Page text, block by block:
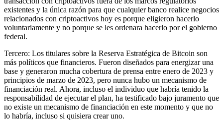
existentes y la única razón para que cualquier banco realice negocios
relacionados con criptoactivos hoy es porque eligieron hacerlo
voluntariamente y no porque se les ordenara hacerlo por el gobierno
federal.
Tercero: Los titulares sobre la Reserva Estratégica de Bitcoin son
más políticos que financieros. Fueron diseñados para energizar una
base y generaron mucha cobertura de prensa entre enero de 2023 y
principios de marzo de 2023, pero nunca hubo un mecanismo de
financiación real. Ahora, incluso el individuo que habría tenido la
responsabilidad de ejecutar el plan, ha testificado bajo juramento que
no existe un mecanismo de financiación en este momento y que no
lo habría, incluso si quisiera crear uno.